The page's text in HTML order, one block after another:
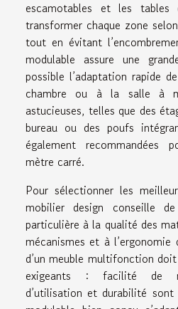
escamotables et les tables
transformer chaque zone
tout en évitant
modulable assure une
possible l’adaptation rapide
chambre ou à la salle à
astucieuses, telles que des
bureau ou des poufs
également recommandées
mètre carré.
Pour sélectionner les
mobilier design conseille
particulière à la qualité des
mécanismes et à l’ergonomie
d’un meuble multifonction
exigeants : facilité de
d’utilisation et durabilité